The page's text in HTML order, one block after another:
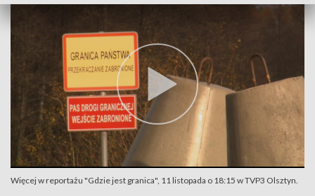
Więcej w reportażu "Gdzie jest granica", 11 listopada o 18:15 w TVP3 Olsztyn.